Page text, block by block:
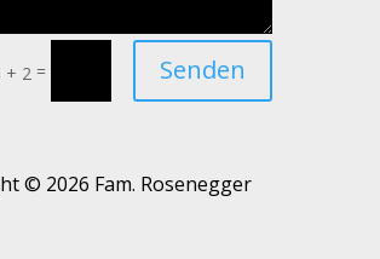
+ 2 = Senden
© 2026 Fam. Rosenegger